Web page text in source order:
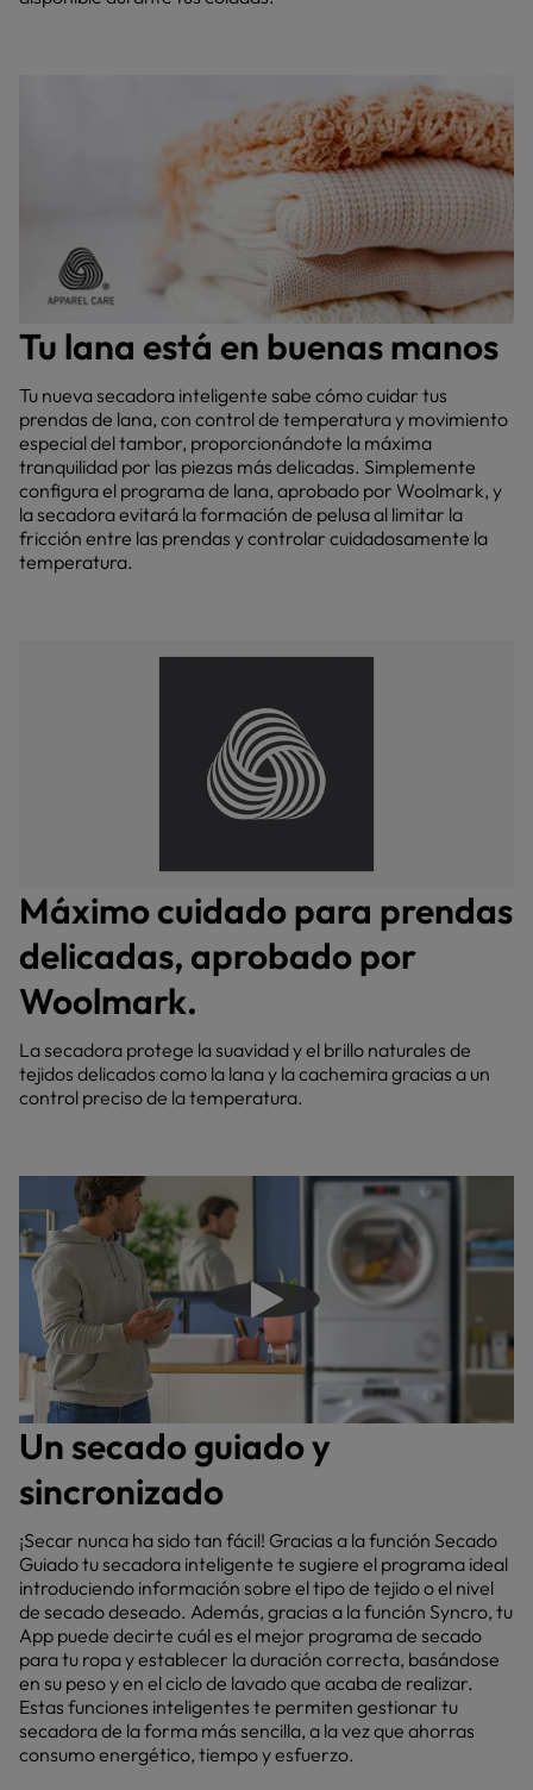
Tu lana está en buenas manos
Tu nueva secadora inteligente sabe cómo cuidar tus
prendas de lana, con control de temperatura y movimiento
especial del tambor, proporcionándote la máxima
tranquilidad por las piezas más delicadas. Simplemente
configura el programa de lana, aprobado por Woolmark, y
la secadora evitará la formación de pelusa al limitar la
fricción entre las prendas y controlar cuidadosamente la
temperatura.
Máximo cuidado para prendas
delicadas, aprobado por
Woolmark.
La secadora protege la suavidad y el brillo naturales de
tejidos delicados como la lana y la cachemira gracias a un
control preciso de la temperatura.
Reproducir video
Un secado guiado y
sincronizado
¡Secar nunca ha sido tan fácil! Gracias a la función Secado
Guiado tu secadora inteligente te sugiere el programa ideal
introduciendo información sobre el tipo de tejido o el nivel
de secado deseado. Además, gracias a la función Syncro, tu
App puede decirte cuál es el mejor programa de secado
para tu ropa y establecer la duración correcta, basándose
en su peso y en el ciclo de lavado que acaba de realizar.
Estas funciones inteligentes te permiten gestionar tu
secadora de la forma más sencilla, a la vez que ahorras
consumo energético, tiempo y esfuerzo.